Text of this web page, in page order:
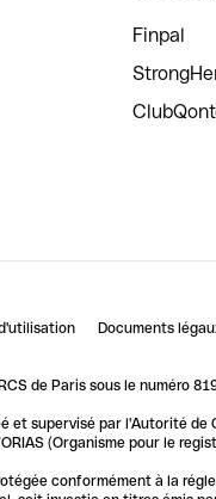
Finpal
Documents
de Paris sous le numéro
et supervisé par l'Autorité
(Organisme pour le
conformément à la